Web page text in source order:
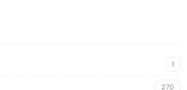
1
270